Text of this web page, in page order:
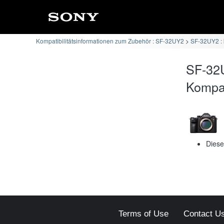
Kompatibilitätsinformationen zum Zubehör : SF-32UY2 SF-32UY2
SF-
Terms of Use Contact